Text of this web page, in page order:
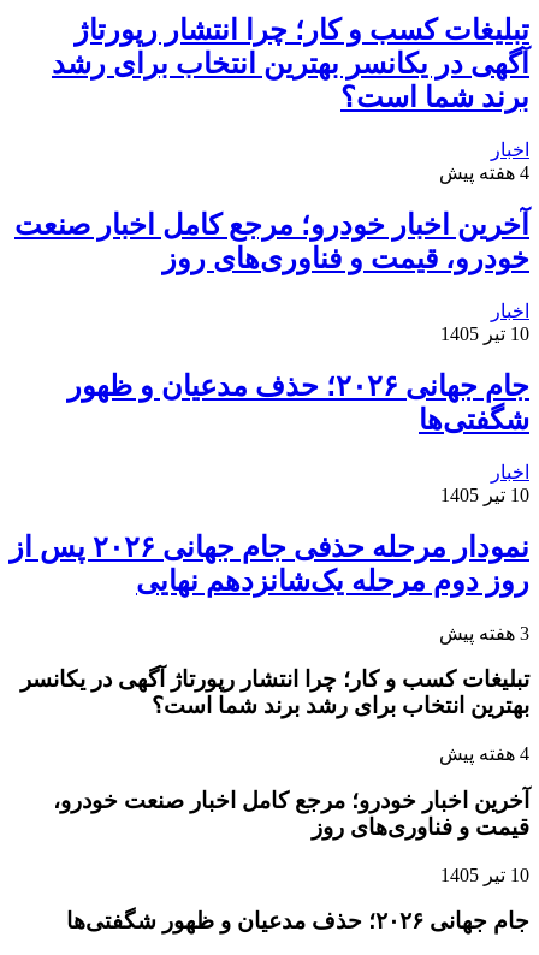
تبلیغات کسب و کار؛ چرا انتشار رپورتاژ
آگهی در یکانسر بهترین انتخاب برای رشد
برند شما است؟
اخبار
4 هفته پیش
آخرین اخبار خودرو؛ مرجع کامل اخبار صنعت
خودرو، قیمت و فناوری‌های روز
اخبار
10 تیر 1405
جام جهانی ۲۰۲۶؛ حذف مدعیان و ظهور
شگفتی‌ها
اخبار
10 تیر 1405
نمودار مرحله حذفی جام جهانی ۲۰۲۶ پس از
روز دوم مرحله یک‌شانزدهم نهایی
3 هفته پیش
تبلیغات کسب و کار؛ چرا انتشار رپورتاژ آگهی در یکانسر
بهترین انتخاب برای رشد برند شما است؟
4 هفته پیش
آخرین اخبار خودرو؛ مرجع کامل اخبار صنعت خودرو،
قیمت و فناوری‌های روز
10 تیر 1405
جام جهانی ۲۰۲۶؛ حذف مدعیان و ظهور شگفتی‌ها